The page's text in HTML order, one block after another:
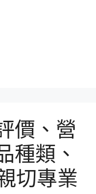
價、營
種類、
切專業